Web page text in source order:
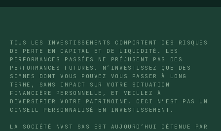
TOUS LES INVESTISSEMENTS COMPORTENT DES RISQUES
DE PERTE EN CAPITAL ET DE LIQUIDITÉ. LES
PERFORMANCES PASSÉES NE PRÉJUGENT PAS DES
PERFORMANCES FUTURES. N’INVESTISSEZ QUE DES
SOMMES DONT VOUS POUVEZ VOUS PASSER À LONG
TERME, SANS IMPACT SUR VOTRE SITUATION
FINANCIÈRE PERSONNELLE, ET VEILLEZ À
DIVERSIFIER VOTRE PATRIMOINE. CECI N’EST PAS UN
CONSEIL PERSONNALISÉ EN INVESTISSEMENT.
LA SOCIÉTÉ NVST SAS EST AUJOURD’HUI DÉTENUE PAR